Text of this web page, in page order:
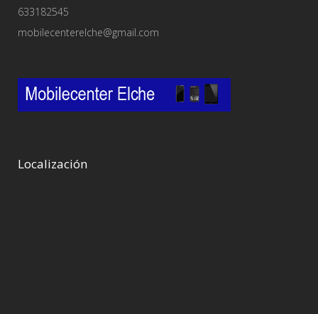
633182545
mobilecenterelche@gmail.com
Localización